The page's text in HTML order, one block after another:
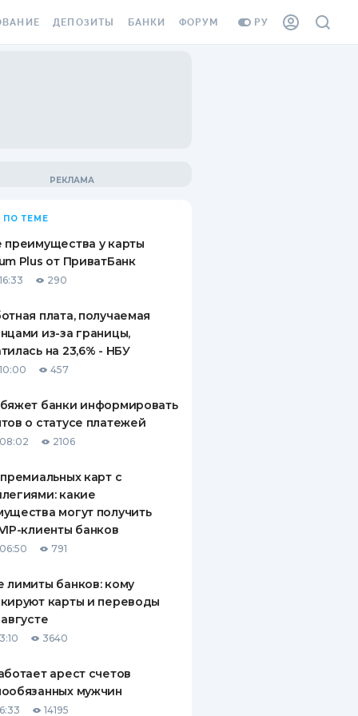
РУ
ВИНЬЕТКА
СОТРУДНИКОВ
ОТ
СЛУЧАЕВ
ПОЛИСЫ
О СТРАХОВЫХ
ДЕПОЗИТЫ
ВОПРОСЫ И ОТВЕТЫ
ПУТЕВОДИТЕЛИ ПО
БАНКИ ФОРУМ
ПО ТЕМЕ
преимущества у карты
Plus от ПриватБанк
290
плата, получаемая
из-за границы,
на 23,6% - НБУ
457
банки информировать
о статусе платежей
2106
карт с
какие
могут получить
клиенты банков
791
лимиты банков: кому
карты и переводы
3640
арест счетов
мужчин
14195